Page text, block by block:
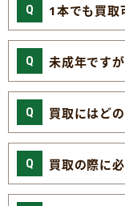
1本でも買取
未成年です
買取にはど
買取の際に